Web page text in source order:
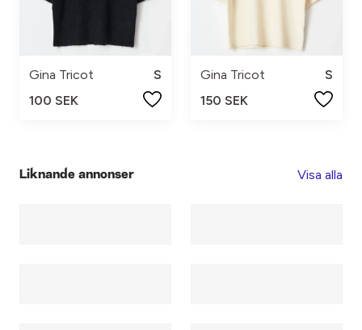
Gina Tricot
S
100 SEK
Gina Tricot
S
150 SEK
Liknande annonser Visa alla